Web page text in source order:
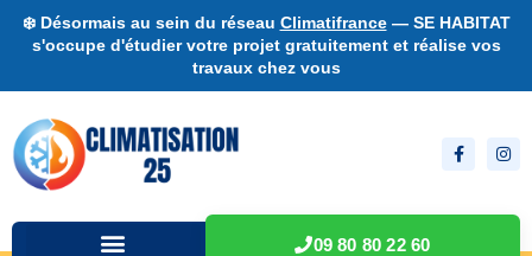
❄️ Désormais au sein du réseau Climatifrance— SE HABITAT
s'occupe d'étudier votre projet gratuitement et réalise vos
travaux chez vous
09 80 80 22 60